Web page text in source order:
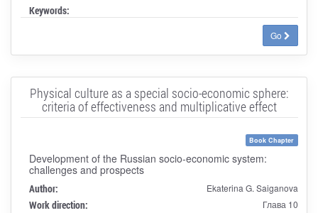
Keywords:
Go
Physical culture as a special socio-economic sphere:
criteria of effectiveness and multiplicative effect
Book Chapter
Development of the Russian socio-economic system:
challenges and prospects
Author: Ekaterina G. Saiganova
Work direction: Глава 10